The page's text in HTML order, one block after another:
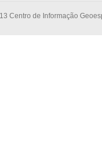
Centro de Informação